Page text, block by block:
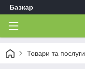
Базкар
Товари та послуги